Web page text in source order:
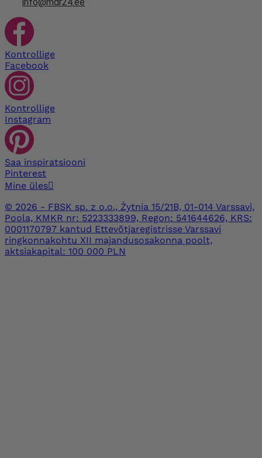
Kontrollige
Facebook
Kontrollige
Instagram
Saa inspiratsiooni
Pinterest
Mine üles
© 2026 - FBSK sp. z o.o., Żytnia 15/21B, 01-014 Varssavi,
Poola, KMKR nr: 5223333899, Regon: 541644626, KRS:
0001170797 kantud Ettevõtjaregistrisse Varssavi
ringkonnakohtu XII majandusosakonna poolt,
aktsiakapital: 100 000 PLN